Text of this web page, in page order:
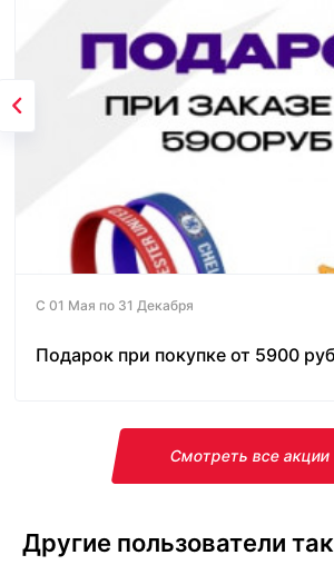
С 01 Мая по 31 Декабря
Подарок при покупке от 5900
Смотреть все акции
Другие пользователи